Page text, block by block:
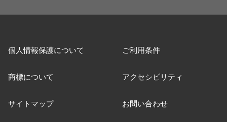
個人情報保護について ご利用条件
商標について アクセシビリティ
サイトマップ お問い合わせ